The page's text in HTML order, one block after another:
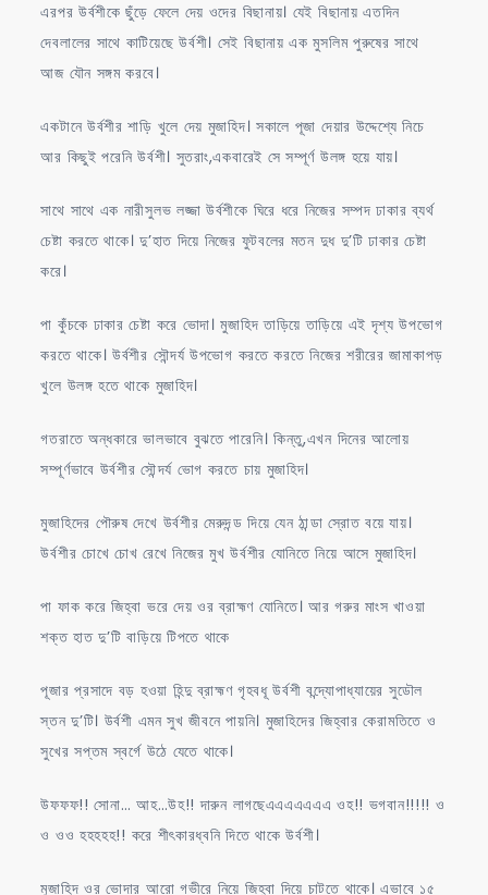
এরপর উর্বশীকে ছুঁড়ে ফেলে দেয় ওদের বিছানায়। যেই বিছানায় এতদিন
দেবলালের সাথে কাটিয়েছে উর্বশী। সেই বিছানায় এক মুসলিম পুরুষের সাথে
আজ যৌন সঙ্গম করবে।
একটানে উর্বশীর শাড়ি খুলে দেয় মুজাহিদ। সকালে পূজা দেয়ার উদ্দেশ্যে নিচে
আর কিছুই পরেনি উর্বশী। সুতরাং,একবারেই সে সম্পূর্ণ উলঙ্গ হয়ে যায়।
সাথে সাথে এক নারীসুলভ লজ্জা উর্বশীকে ঘিরে ধরে নিজের সম্পদ ঢাকার ব্যর্থ
চেষ্টা করতে থাকে। দু’হাত দিয়ে নিজের ফুটবলের মতন দুধ দু’টি ঢাকার চেষ্টা
করে।
পা কুঁচকে ঢাকার চেষ্টা করে ভোদা। মুজাহিদ তাড়িয়ে তাড়িয়ে এই দৃশ্য উপভোগ
করতে থাকে। উর্বশীর সৌন্দর্য উপভোগ করতে করতে নিজের শরীরের জামাকাপড়
খুলে উলঙ্গ হতে থাকে মুজাহিদ।
গতরাতে অন্ধকারে ভালভাবে বুঝতে পারেনি। কিন্তু,এখন দিনের আলোয়
সম্পূর্ণভাবে উর্বশীর সৌন্দর্য ভোগ করতে চায় মুজাহিদ।
মুজাহিদের পৌরুষ দেখে উর্বশীর মেরুদন্ড দিয়ে যেন ঠান্ডা স্রোত বয়ে যায়।
উর্বশীর চোখে চোখ রেখে নিজের মুখ উর্বশীর যোনিতে নিয়ে আসে মুজাহিদ।
পা ফাক করে জিহ্বা ভরে দেয় ওর ব্রাহ্মণ যোনিতে। আর গরুর মাংস খাওয়া
শক্ত হাত দু’টি বাড়িয়ে টিপতে থাকে
পূজার প্রসাদে বড় হওয়া হিন্দু ব্রাহ্মণ গৃহবধূ উর্বশী বন্দ্যোপাধ্যায়ের সুডৌল
স্তন দু’টি। উর্বশী এমন সুখ জীবনে পায়নি। মুজাহিদের জিহ্বার কেরামতিতে ও
সুখের সপ্তম স্বর্গে উঠে যেতে থাকে।
উফফফ!! সোনা… আহ…উহ!! দারুন লাগছেএএএএএএএ ওহ!! ভগবান!!!!! ও
ও ওও হহহহহ!! করে শীৎকারধ্বনি দিতে থাকে উর্বশী।
মুজাহিদ ওর ভোদার আরো গভীরে নিয়ে জিহ্বা দিয়ে চাটতে থাকে। এভাবে ১৫